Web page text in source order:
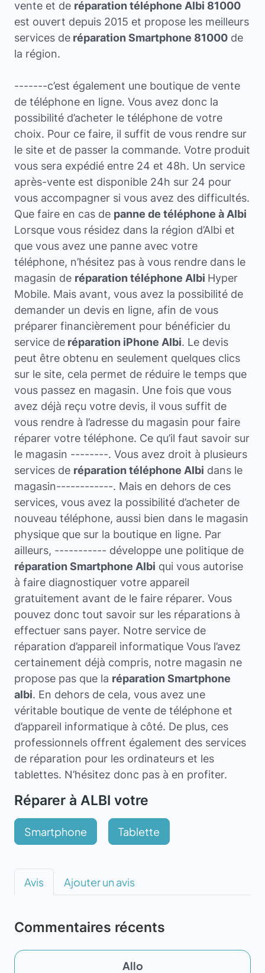
vente et de réparation téléphone Albi 81000
est ouvert depuis 2015 et propose les meilleurs
services de réparation Smartphone 81000 de
la région.
-------c’est également une boutique de vente
de téléphone en ligne. Vous avez donc la
possibilité d’acheter le téléphone de votre
choix. Pour ce faire, il suffit de vous rendre sur
le site et de passer la commande. Votre produit
vous sera expédié entre 24 et 48h. Un service
après-vente est disponible 24h sur 24 pour
vous accompagner si vous avez des difficultés.
Que faire en cas de panne de téléphone à Albi
Lorsque vous résidez dans la région d’Albi et
que vous avez une panne avec votre
téléphone, n’hésitez pas à vous rendre dans le
magasin de réparation téléphone Albi Hyper
Mobile. Mais avant, vous avez la possibilité de
demander un devis en ligne, afin de vous
préparer financièrement pour bénéficier du
service de réparation iPhone Albi. Le devis
peut être obtenu en seulement quelques clics
sur le site, cela permet de réduire le temps que
vous passez en magasin. Une fois que vous
avez déjà reçu votre devis, il vous suffit de
vous rendre à l’adresse du magasin pour faire
réparer votre téléphone. Ce qu’il faut savoir sur
le magasin --------. Vous avez droit à plusieurs
services de réparation téléphone Albi dans le
magasin------------. Mais en dehors de ces
services, vous avez la possibilité d’acheter de
nouveau téléphone, aussi bien dans le magasin
physique que sur la boutique en ligne. Par
ailleurs, ----------- développe une politique de
réparation Smartphone Albi qui vous autorise
à faire diagnostiquer votre appareil
gratuitement avant de le faire réparer. Vous
pouvez donc tout savoir sur les réparations à
effectuer sans payer. Notre service de
réparation d’appareil informatique Vous l’avez
certainement déjà compris, notre magasin ne
propose pas que la réparation Smartphone
albi. En dehors de cela, vous avez une
véritable boutique de vente de téléphone et
d’appareil informatique à côté. De plus, ces
professionnels offrent également des services
de réparation pour les ordinateurs et les
tablettes. N’hésitez donc pas à en profiter.
Réparer à ALBI votre
Smartphone Tablette
Avis Ajouter un avis
Commentaires récents
Allo